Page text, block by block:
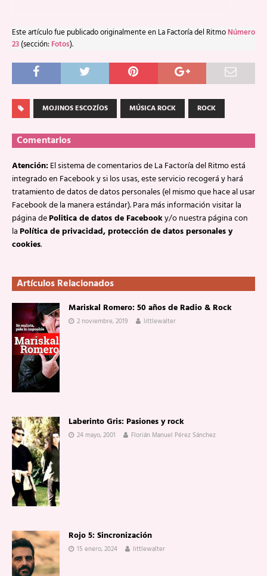
Este artículo fue publicado originalmente en La Factoría del Ritmo Número
23 (sección: Fotos).
MOJINOS ESCOZÍOS MÚSICA ROCK ROCK
Comentarios
Atención:El sistema de comentarios de La Factoría del Ritmo está
integrado en Facebook y si los usas, este servicio recogerá y hará
tratamiento de datos de datos personales (el mismo que hace al usar
Facebook de la manera estándar). Para más información visitar la
página dePolitica de datos de Facebooky/o nuestra página con
laPolítica de privacidad, protección de datos personales y
cookies.
Artículos Relacionados
Mariskal Romero: 50 años de Radio & Rock
2 noviembre, 2019 littlewalter
Laberinto Gris: Pasiones y rock
24 mayo, 2001 Florián Manuel Pérez Sánchez
Rojo 5: Sincronización
15 enero, 2024 littlewalter